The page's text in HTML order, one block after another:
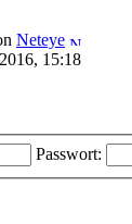
Neteye
15:18
Passwort: